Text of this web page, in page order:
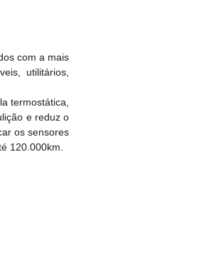
com a mais
utilitários,
termostática,
e reduz o
os sensores
120.000km.